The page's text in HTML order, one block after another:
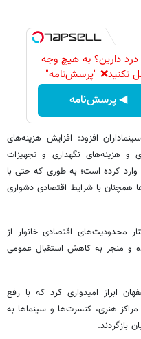
درد دارین؟ به هیچ وجه
نکنید❌ "پرسش‌نامه"
◀ پرسش‌نامه
افزود: افزایش هزینه‌های
و هزینه‌های نگهداری و تجهیزات
وارد کرده است؛ به طوری که حتی با
همچنان با شرایط اقتصادی دشواری
محدودیت‌های اقتصادی خانوار از
منجر به کاهش استقبال عمومی
ابراز امیدواری کرد که با رفع
هنری، کنسرت‌ها و سینماها به
بازگردند.